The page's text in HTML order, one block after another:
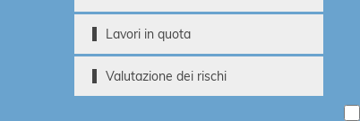
Lavori in quota
Valutazione dei rischi